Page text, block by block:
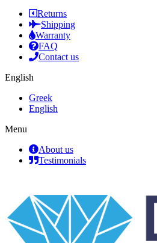
Returns
Shipping
Warranty
FAQ
Contact us
English
Greek
English
Menu
About us
Testimonials